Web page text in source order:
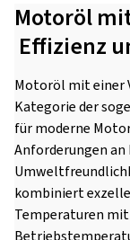
Motoröl
Effizienz
Motoröl mit einer
Kategorie der
für moderne
Anforderungen
kombiniert
Temperaturen